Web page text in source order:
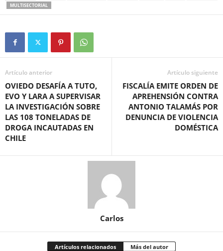
MULTISECTORIAL
Artículo anterior
OVIEDO DESAFÍA A TUTO,
EVO Y LARA A SUPERVISAR
LA INVESTIGACIÓN SOBRE
LAS 108 TONELADAS DE
DROGA INCAUTADAS EN
CHILE
Artículo siguiente
FISCALÍA EMITE ORDEN DE
APREHENSIÓN CONTRA
ANTONIO TALAMÁS POR
DENUNCIA DE VIOLENCIA
DOMÉSTICA
Carlos
Artículos relacionados Más del autor